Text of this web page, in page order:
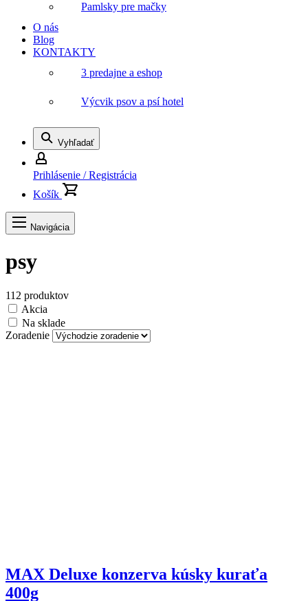
Pamlsky pre mačky
O nás
Blog
KONTAKTY
3 predajne a eshop
Výcvik psov a psí hotel
Vyhľadať
Prihlásenie / Registrácia
Košík
Navigácia
psy
112 produktov
Akcia
Na sklade
Zoradenie
MAX Deluxe konzerva kúsky kuraťa
400g